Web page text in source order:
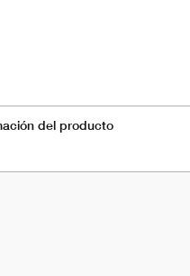
del producto